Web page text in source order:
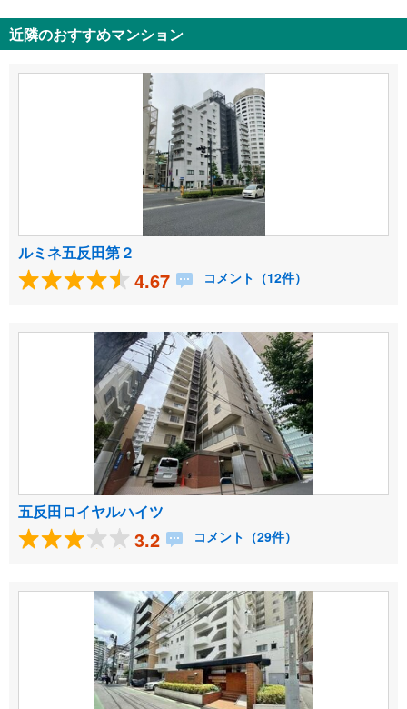
近隣のおすすめマンション
ルミネ五反田第２
4.67 コメント（12件）
五反田ロイヤルハイツ
3.2 コメント（29件）